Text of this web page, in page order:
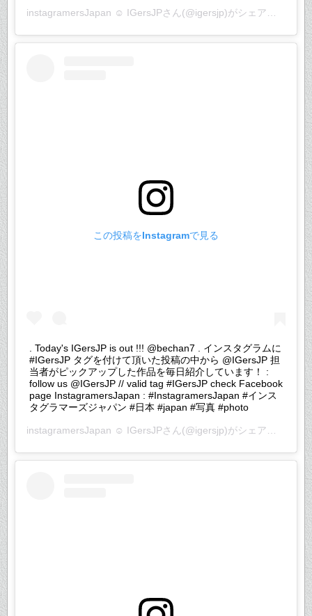
instagramersJapan ☺︎ IGersJPさん(@igersjp)がシェアした投稿 –
この投稿をInstagramで見る
. Today's IGersJP is out !!! @bechan7 . インスタグラムに
#IGersJP タグを付けて頂いた投稿の中から @IGersJP 担
当者がピックアップした作品を毎日紹介しています！ :
follow us @IGersJP // valid tag #IGersJP check Facebook
page InstagramersJapan : #InstagramersJapan #インス
タグラマーズジャパン #日本 #japan #写真 #photo
instagramersJapan ☺︎ IGersJPさん(@igersjp)がシェアした投稿 –